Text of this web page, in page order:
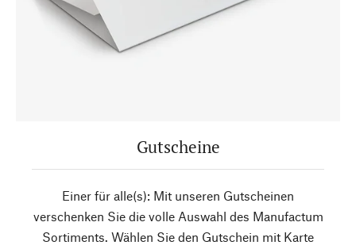
Gutscheine
Einer für alle(s): Mit unseren Gutscheinen
verschenken Sie die volle Auswahl des Manufactum
Sortiments. Wählen Sie den Gutschein mit Karte